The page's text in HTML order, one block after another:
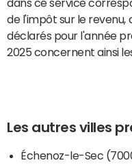
dans ce service
de l'impôt sur le revenu,
déclarés pour l'année
2025 concernent ainsi
Les autres villes
Échenoz-le-Sec